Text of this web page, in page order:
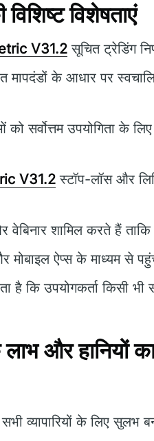
विशेषताएं
V31.2 सूचित ट्रेडिंग
मापदंडों के आधार पर
को सर्वोत्तम उपयोगिता के
V31.2 स्टॉप-लॉस और
वेबिनार शामिल करते हैं ताकि
मोबाइल ऐप्स के माध्यम से
है कि उपयोगकर्ता किसी
और हानियों
व्यापारियों के लिए सुलभ